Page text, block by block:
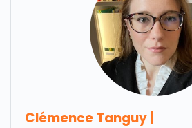
Clémence Tanguy